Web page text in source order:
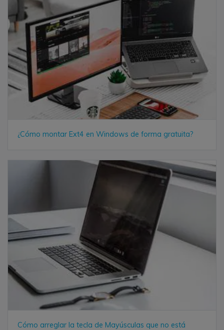
¿Cómo montar Ext4 en Windows de forma gratuita?
Cómo arreglar la tecla de Mayúsculas que no está